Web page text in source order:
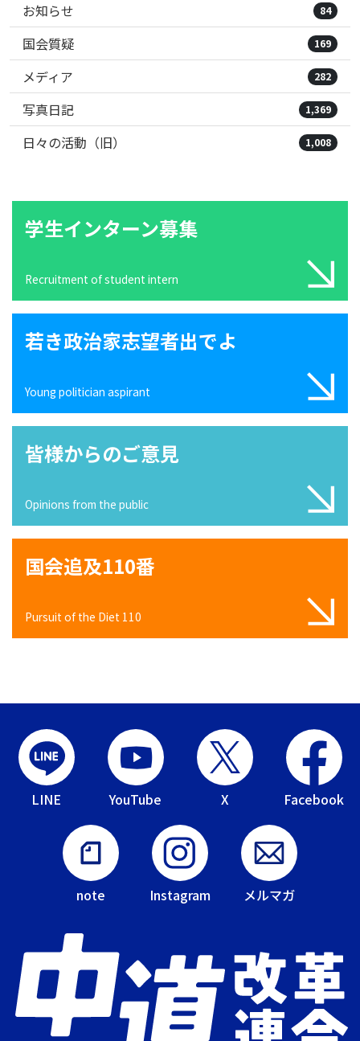
お知らせ
84
国会質疑 169
メディア 282
写真日記 1,369
日々の活動（旧） 1,008
学生インターン募集
Recruitment of student intern
若き政治家志望者出でよ
Young politician aspirant
皆様からのご意見
Opinions from the public
国会追及110番
Pursuit of the Diet 110
LINE YouTube X Facebook
note Instagram メルマガ